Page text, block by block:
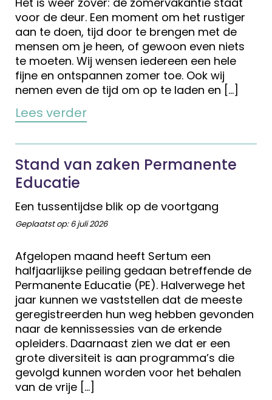
voor de deur. Een moment om het rustiger
aan te doen, tijd door te brengen met de
mensen om je heen, of gewoon even niets
te moeten. Wij wensen iedereen een hele
fijne en ontspannen zomer toe. Ook wij
nemen even de tijd om op te laden en […]
Lees verder
Stand van zaken Permanente
Educatie
Een tussentijdse blik op de voortgang
Geplaatst op:6 juli 2026
Afgelopen maand heeft Sertum een
halfjaarlijkse peiling gedaan betreffende de
Permanente Educatie (PE). Halverwege het
jaar kunnen we vaststellen dat de meeste
geregistreerden hun weg hebben gevonden
naar de kennissessies van de erkende
opleiders. Daarnaast zien we dat er een
grote diversiteit is aan programma’s die
gevolgd kunnen worden voor het behalen
van de vrije […]